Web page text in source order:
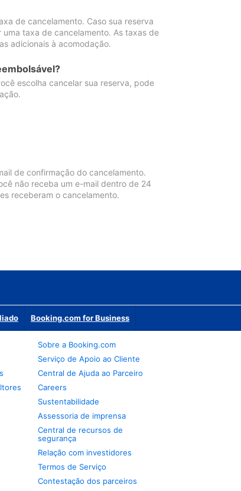
de cancelamento. Caso sua reserva
taxa de cancelamento. As taxas de
adicionais à acomodação.
escolha cancelar sua reserva, pode
de confirmação do cancelamento.
não receba um e-mail dentro de 24
receberam o cancelamento.
Booking.com for Business
Sobre a Booking.com
Serviço de Apoio ao Cliente
Central de Ajuda ao Parceiro
Careers
Sustentabilidade
Assessoria de imprensa
Central de recursos de
segurança
Relação com investidores
Termos de Serviço
Contestação dos parceiros